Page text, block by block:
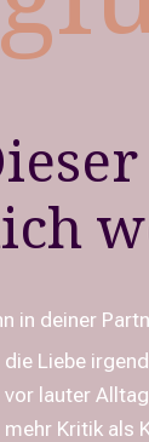
in deiner
die Liebe
vor lauter
mehr Kritik als